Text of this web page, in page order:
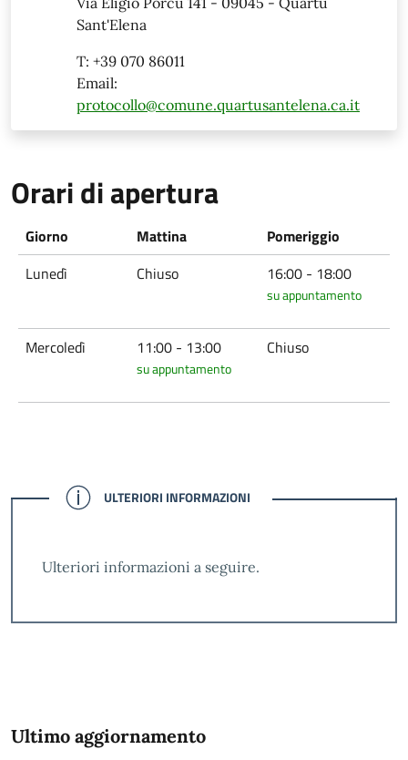
Sant'Elena
T: +39 070 86011
Email:
protocollo@comune.quartusantelena.ca.it
Orari di apertura
Giorno Mattina
Pomeriggio
Lunedì
Chiuso 16:00 - 18:00
su appuntamento
Mercoledì 11:00 - 13:00
su appuntamento
Chiuso
CONFERMATO
ULTERIORI INFORMAZIONI
Ulteriori informazioni a seguire.
Ultimo aggiornamento